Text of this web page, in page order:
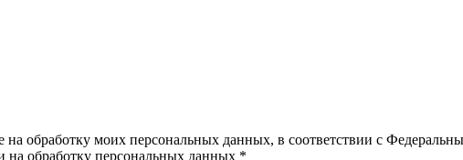
на обработку моих персональных данных, в соответствии с
на обработку персональных данных *